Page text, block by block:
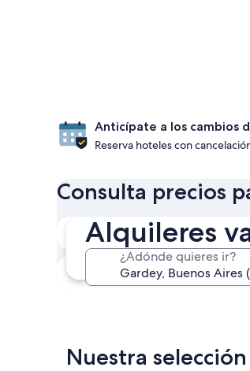
Alquileres
¿Adónde quieres ir?
Anticípate a los cambios
Reserva hoteles con
Consulta precios
En dos semanas
21 ago. - 23 ago.
En tres meses
30 oct. - 1 nov.
Nuestra